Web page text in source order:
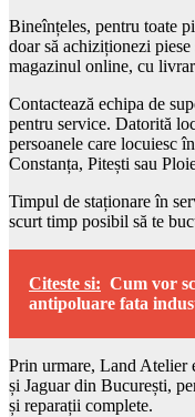
Bineînțeles, pentru toate
doar să achiziționezi
magazinul online, cu
Contactează echipa de
pentru service. Datorită
persoanele care locuiesc
Constanța, Pitești sau
Timpul de staționare în
scurt timp posibil să te
Citeste si: Cum vor
antipoluare fata
Prin urmare, Land Atelier
și Jaguar din București,
și reparații complete.